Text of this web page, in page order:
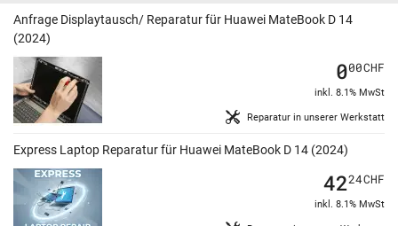
Anfrage Displaytausch/ Reparatur für Huawei MateBook D 14
(2024)
Reparatur in unserer Werkstatt
000CHF
inkl. 8.1% MwSt
Express Laptop Reparatur für Huawei MateBook D 14 (2024)
4224CHF
inkl. 8.1% MwSt